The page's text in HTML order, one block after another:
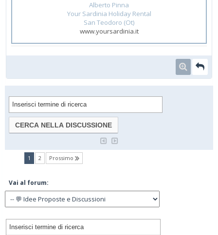
Alberto Pinna
Your Sardinia Holiday Rental
San Teodoro (Ot)
www.yoursardinia.it
1 (current)
2 Prossimo
Vai al forum: